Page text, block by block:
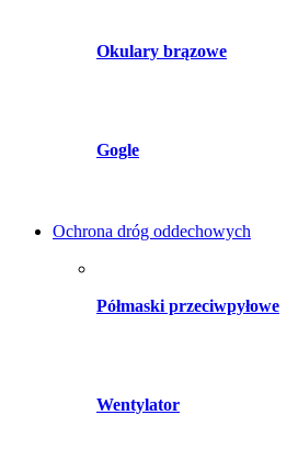
Okulary brązowe
Gogle
Ochrona dróg oddechowych
Półmaski przeciwpyłowe
Wentylator